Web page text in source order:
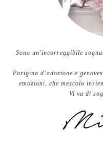
Sono un'incorreggibile
Parigina d’adozione e
emozioni, che mescolo
Vi va di